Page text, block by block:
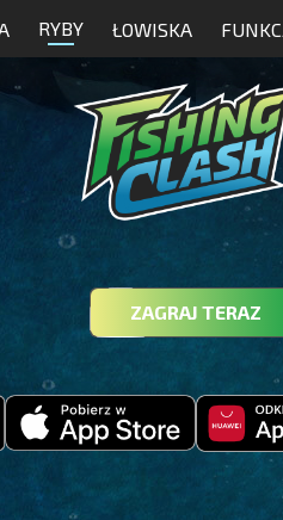
RYBY ŁOWISKA
ZAGRAJ TERAZ